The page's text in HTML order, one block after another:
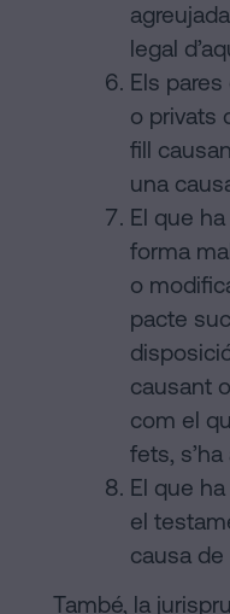
legal
Els
o privats
fill
una
El que
forma
o
pacte
causant
com el
fets,
El que
el
causa
També, la